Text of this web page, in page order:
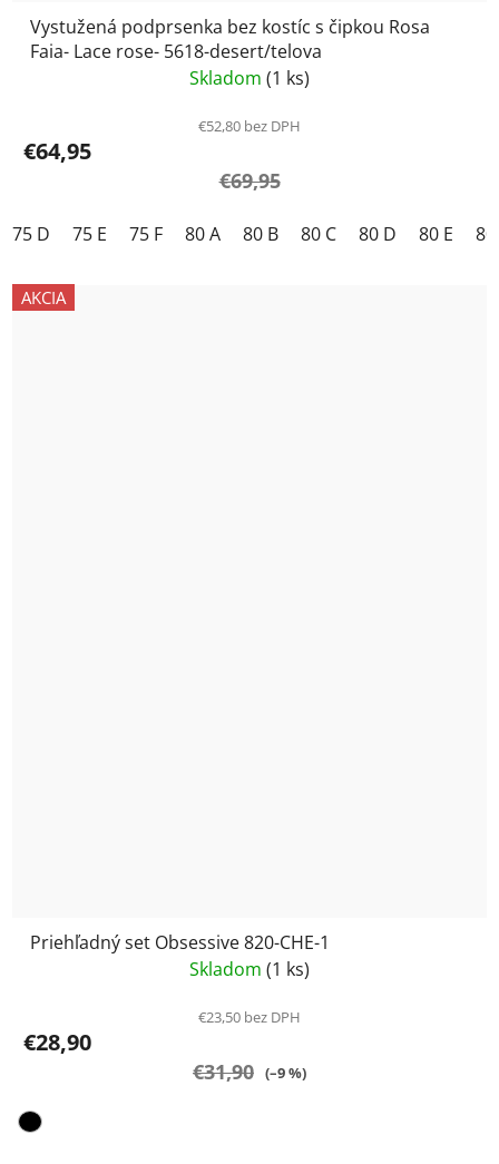
Vystužená podprsenka bez kostíc s čipkou Rosa
Faia- Lace rose- 5618-desert/telova
Skladom (1 ks)
€52,80 bez DPH
€64,95
€69,95
75 D 75 E 75 F 80 A 80 B 80 C 80 D 80 E 80
AKCIA
Priehľadný set Obsessive 820-CHE-1
Skladom (1 ks)
€23,50 bez DPH
€28,90
€31,90 (–9 %)